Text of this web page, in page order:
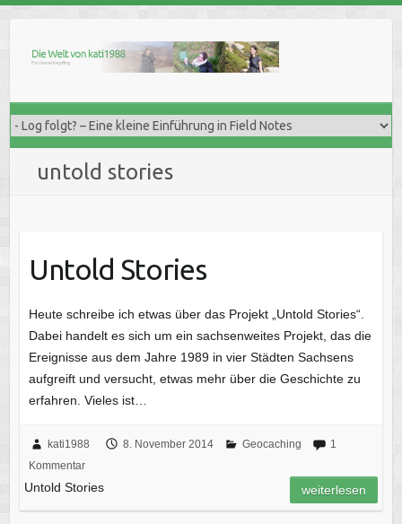
content
untold stories
Untold Stories
Heute schreibe ich etwas über das Projekt „Untold Stories“.
Dabei handelt es sich um ein sachsenweites Projekt, das die
Ereignisse aus dem Jahre 1989 in vier Städten Sachsens
aufgreift und versucht, etwas mehr über die Geschichte zu
erfahren. Vieles ist…
kati1988 8. November 2014 Geocaching
1
Kommentar
Untold Stories weiterlesen